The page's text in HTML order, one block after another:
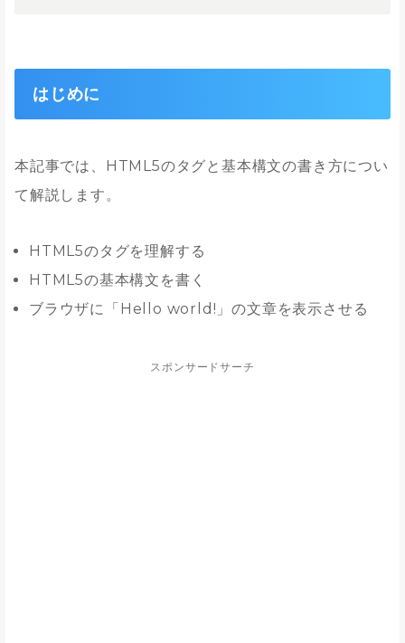
はじめに
本記事では、HTML5のタグと基本構文の書き方につい
て解説します。
HTML5のタグを理解する
HTML5の基本構文を書く
ブラウザに「Hello world!」の文章を表示させる
スポンサードサーチ